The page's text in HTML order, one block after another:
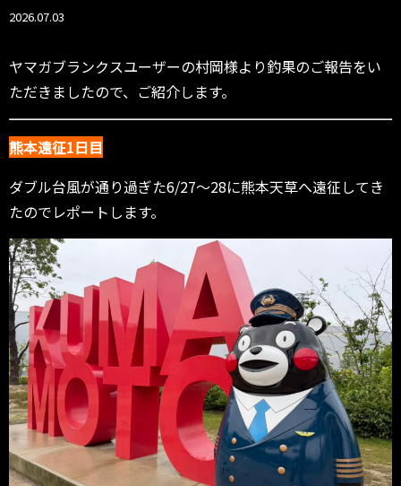
2026.07.03
ヤマガブランクスユーザーの村岡様より釣果のご報告をい
ただきましたので、ご紹介します。
熊本遠征1日目
ダブル台風が通り過ぎた6/27〜28に熊本天草へ遠征してき
たのでレポートします。